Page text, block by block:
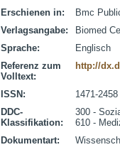
Erschienen in:
Bmc
Verlagsangabe:
Biomed
Sprache:
Englisch
Referenz zum
Volltext:
http://
ISSN:
1471-2458
DDC-
Klassifikation:
300 -
610 -
Dokumentart: